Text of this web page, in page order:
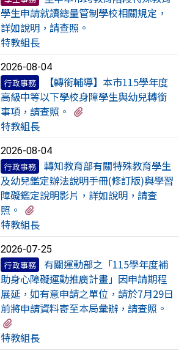
學生申請就讀總量管制學校相關規定，
詳如說明，請查照。
特教組長
2026-08-04
行政事務
【轉銜輔導】本市115學年度
高級中等以下學校身障學生與幼兒轉銜
事項，請查照。
特教組長
2026-08-04
行政事務
轉知教育部有關特殊教育學生
及幼兒鑑定辦法說明手冊(修訂版)與學習
障礙鑑定說明影片，詳如說明，請查
照。
特教組長
2026-07-25
行政事務
有關運動部之「115學年度補
助身心障礙運動推廣計畫」因申請期程
展延，如有意申請之單位，請於7月29日
前將申請資料寄至本局彙辦，請查照。
特教組長